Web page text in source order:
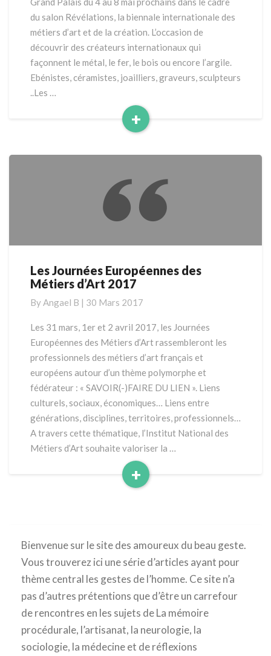
du salon Révélations, la biennale internationale des
métiers d’art et de la création. L’occasion de
découvrir des créateurs internationaux qui
façonnent le métal, le fer, le bois ou encore l’argile.
Ebénistes, céramistes, joailliers, graveurs, sculpteurs
..Les …
+
Read
Les
Journées
Européennes
des
Métiers
2017
Les Journées Européennes des
Métiers d’Art 2017
ByAngael B | 30 Mars 2017
Les 31 mars, 1er et 2 avril 2017, les Journées
Européennes des Métiers d’Art rassembleront les
professionnels des métiers d’art français et
européens autour d’un thème polymorphe et
fédérateur : « SAVOIR(-)FAIRE DU LIEN ». Liens
culturels, sociaux, économiques… Liens entre
générations, disciplines, territoires, professionnels…
A travers cette thématique, l’Institut National des
Métiers d’Art souhaite valoriser la …
+
Read
Bienvenue sur le site des amoureux du beau geste.
Vous trouverez ici une série d’articles ayant pour
thème central les gestes de l’homme. Ce site n’a
pas d’autres prétentions que d’être un carrefour
de rencontres en les sujets de La mémoire
procédurale, l’artisanat, la neurologie, la
sociologie, la médecine et de réflexions